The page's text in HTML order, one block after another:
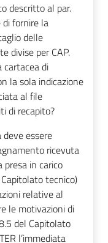
descritto al par.
fornire la
delle
divise per CAP.
cartacea di
la sola indicazione
al file
di recapito?
essere
ricevuta
in carico
tecnico)
relative al
le motivazioni di
del Capitolato
l’immediata